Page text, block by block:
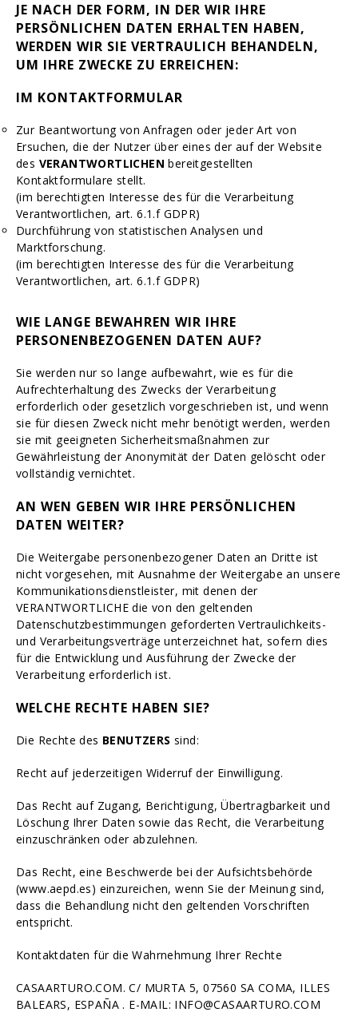
JE NACH DER FORM, IN DER WIR IHRE
PERSÖNLICHEN DATEN ERHALTEN HABEN,
WERDEN WIR SIE VERTRAULICH BEHANDELN,
UM IHRE ZWECKE ZU ERREICHEN:
IM KONTAKTFORMULAR
Zur Beantwortung von Anfragen oder jeder Art von
Ersuchen, die der Nutzer über eines der auf der Website
des VERANTWORTLICHENbereitgestellten
Kontaktformulare stellt.
(im berechtigten Interesse des für die Verarbeitung
Verantwortlichen, art. 6.1.f GDPR)
Durchführung von statistischen Analysen und
Marktforschung.
(im berechtigten Interesse des für die Verarbeitung
Verantwortlichen, art. 6.1.f GDPR)
WIE LANGE BEWAHREN WIR IHRE
PERSONENBEZOGENEN DATEN AUF?
Sie werden nur so lange aufbewahrt, wie es für die
Aufrechterhaltung des Zwecks der Verarbeitung
erforderlich oder gesetzlich vorgeschrieben ist, und wenn
sie für diesen Zweck nicht mehr benötigt werden, werden
sie mit geeigneten Sicherheitsmaßnahmen zur
Gewährleistung der Anonymität der Daten gelöscht oder
vollständig vernichtet.
AN WEN GEBEN WIR IHRE PERSÖNLICHEN
DATEN WEITER?
Die Weitergabe personenbezogener Daten an Dritte ist
nicht vorgesehen, mit Ausnahme der Weitergabe an unsere
Kommunikationsdienstleister, mit denen der
VERANTWORTLICHE die von den geltenden
Datenschutzbestimmungen geforderten Vertraulichkeits-
und Verarbeitungsverträge unterzeichnet hat, sofern dies
für die Entwicklung und Ausführung der Zwecke der
Verarbeitung erforderlich ist.
WELCHE RECHTE HABEN SIE?
Die Rechte des BENUTZERS sind:
Recht auf jederzeitigen Widerruf der Einwilligung.
Das Recht auf Zugang, Berichtigung, Übertragbarkeit und
Löschung Ihrer Daten sowie das Recht, die Verarbeitung
einzuschränken oder abzulehnen.
Das Recht, eine Beschwerde bei der Aufsichtsbehörde
(www.aepd.es) einzureichen, wenn Sie der Meinung sind,
dass die Behandlung nicht den geltenden Vorschriften
entspricht.
Kontaktdaten für die Wahrnehmung Ihrer Rechte
CASAARTURO.COM. C/ MURTA 5, 07560 SA COMA, ILLES
BALEARS, ESPAÑA . E-MAIL: INFO@CASAARTURO.COM